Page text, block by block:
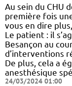
Au sein du CHU
première fois
vous en dire
Le patient : il
Besançon au
d’interventions
De plus, cela a
anesthésique
24/03/2024 01:00